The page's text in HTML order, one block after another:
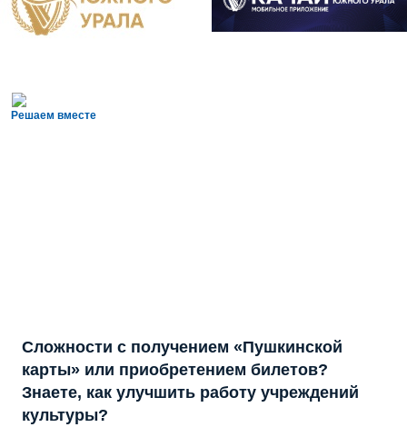
Решаем вместе
Сложности с получением «Пушкинской
карты» или приобретением билетов?
Знаете, как улучшить работу учреждений
культуры?